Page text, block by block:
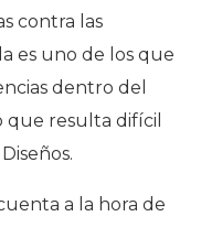
contra las
es uno de los que
dentro del
que resulta difícil
a la hora de